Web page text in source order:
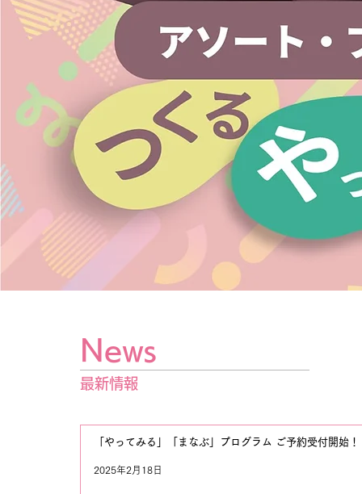
「やってみる」「まなぶ」プログラム ご予約受付開始！
2025年2月18日
News
最新情報